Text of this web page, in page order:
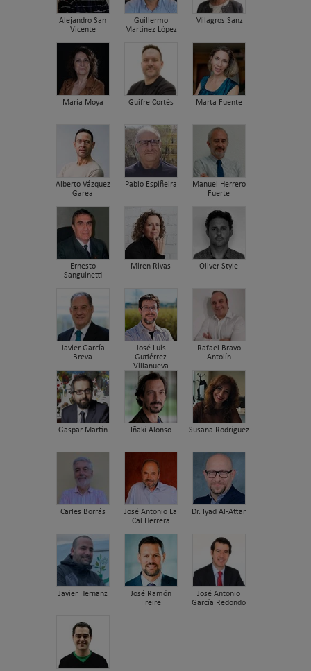
Alejandro San
Vicente
Guillermo
Martínez López
Milagros Sanz
María Moya Guifre Cortés Marta Fuente
Alberto Vázquez
Garea
Pablo Espiñeira
Manuel Herrero
Fuerte
Ernesto
Sanguinetti
Miren Rivas Oliver Style
Javier García
Breva
José Luis
Gutiérrez
Villanueva
Rafael Bravo
Antolín
Gaspar Martín Iñaki Alonso Susana Rodriguez
Carles Borrás
José Antonio La
Cal Herrera
Dr. Iyad Al-Attar
Javier Hernanz
José Ramón
Freire
José Antonio
García Redondo